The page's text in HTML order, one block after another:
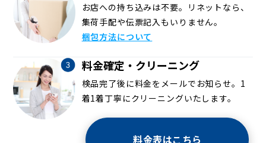
お店への持ち込みは不要。リネットなら、
集荷手配や伝票記入もいりません。
梱包方法について
料金確定・クリーニング
検品完了後に料金をメールでお知らせ。1
着1着丁寧にクリーニングいたします。
料金表はこちら